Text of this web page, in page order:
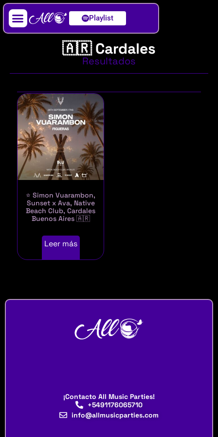
Playlist
🇦🇷 Cardales
Resultados
⭐ Simon Vuarambon,
Sunset x Ava, Native
Beach Club, Cardales
Buenos Aires 🇦🇷
Leer más
¡Contacto All Music Parties!
+5491176065710
info@allmusicparties.com